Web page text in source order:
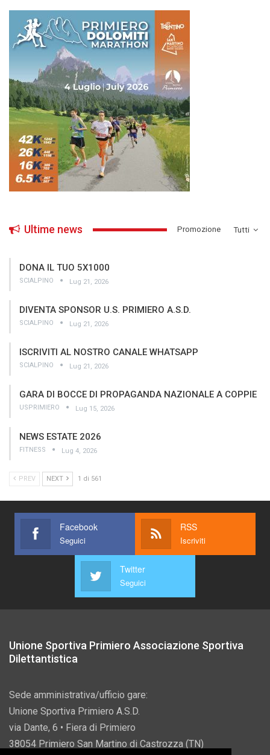
Tutti
Ultime news ­Promozione
DONA IL TUO 5X1000
SCIALPINO Lug 21, 2026
DIVENTA SPONSOR U.S. PRIMIERO A.S.D.
SCIALPINO Lug 21, 2026
ISCRIVITI AL NOSTRO CANALE WHATSAPP
SCIALPINO Lug 21, 2026
GARA DI BOCCE DI PROPAGANDA NAZIONALE A COPPIE
USPRIMIERO Lug 15, 2026
NEWS ESTATE 2026
FITNESS Lug 4, 2026
PREV NEXT 1 di 561
Facebook
Seguici
RSS
Iscriviti
Twitter
Seguici
Unione Sportiva Primiero Associazione Sportiva
Dilettantistica
Sede amministrativa/ufficio gare:
Unione Sportiva Primiero A.S.D.
via Dante, 6 • Fiera di Primiero
38054 Primiero San Martino di Castrozza (TN)